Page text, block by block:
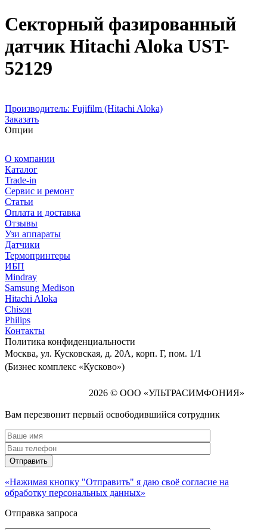
Секторный фазированный
датчик Hitachi Aloka UST-
52129
Производитель: Fujifilm (Hitachi Aloka)
Заказать
Опции
О компании
Каталог
Trade-in
Сервис и ремонт
Статьи
Оплата и доставка
Отзывы
Узи аппараты
Датчики
Термопринтеры
ИБП
Mindray
Samsung Medison
Hitachi Aloka
Сhison
Philips
Контакты
Политика конфиденциальности
Москва, ул. Кусковская, д. 20А, корп. Г, пом. 1/1
(Бизнес комплекс «Кусково»)
2026 © ООО «УЛЬТРАСИМФОНИЯ»
Вам перезвонит первый освободившийся сотрудник
«Нажимая кнопку "Отправить" я даю своё согласие на
обработку персональных данных»
Отправка запроса